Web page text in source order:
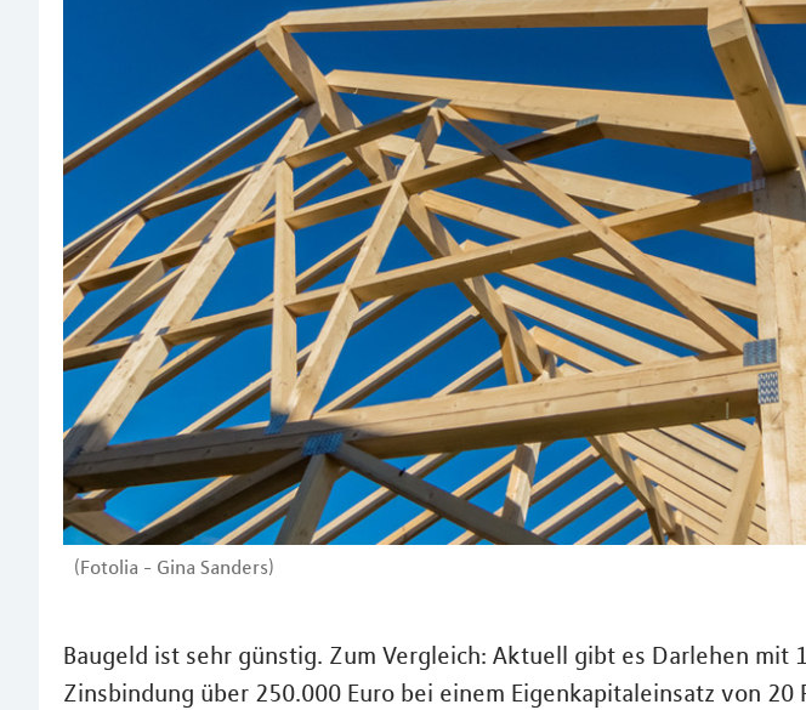
(Fotolia - Gina Sanders)
Baugeld ist sehr günstig. Zum Vergleich: Aktuell gibt es Darlehen mit
Zinsbindung über 250.000 Euro bei einem Eigenkapitaleinsatz von 20